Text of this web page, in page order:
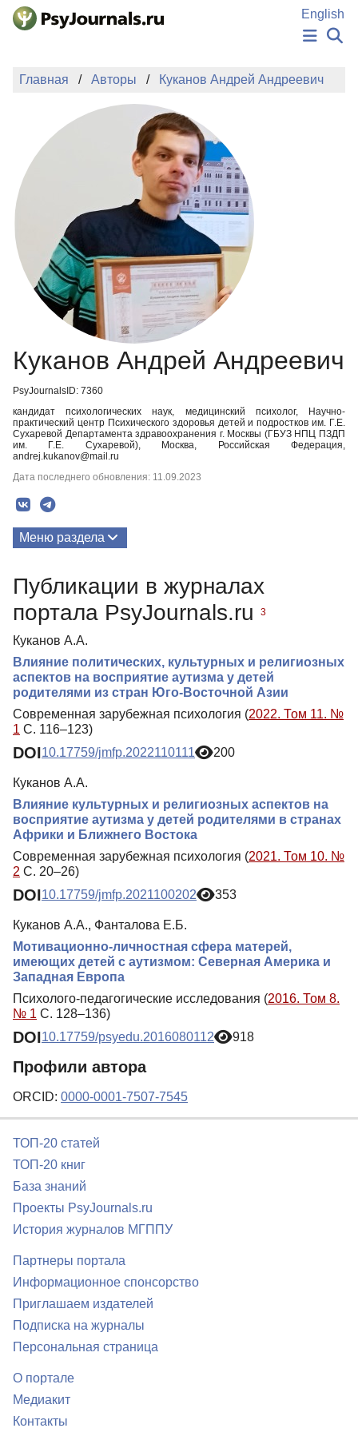
Перейти к основному содержанию
English
НОВОСТИ
АВТОРЫ
ПОДАТЬ РУКОПИСЬ
БАЗА ЗНАНИЙ
КЛЮЧЕВЫЕ СЛОВА
Главная Авторы Куканов Андрей Андреевич
Куканов Андрей Андреевич
PsyJournalsID: 7360
кандидат психологических наук, медицинский психолог, Научно-
практический центр Психического здоровья детей и подростков им. Г.Е.
Сухаревой Департамента здравоохранения г. Москвы (ГБУЗ НПЦ ПЗДП
им. Г.Е. Сухаревой), Москва, Российская Федерация,
andrej.kukanov@mail.ru
Дата последнего обновления: 11.09.2023
Меню раздела
Публикации в журналах
портала PsyJournals.ru
3
Куканов А.А.
Влияние политических, культурных и религиозных
аспектов на восприятие аутизма у детей
родителями из стран Юго-Восточной Азии
Современная зарубежная психология (2022. Том 11. №
1 С. 116–123)
DOI10.17759/jmfp.2022110111 200
Куканов А.А.
Влияние культурных и религиозных аспектов на
восприятие аутизма у детей родителями в странах
Африки и Ближнего Востока
Современная зарубежная психология (2021. Том 10. №
2 С. 20–26)
DOI10.17759/jmfp.2021100202 353
Куканов А.А., Фанталова Е.Б.
Мотивационно-личностная сфера матерей,
имеющих детей с аутизмом: Северная Америка и
Западная Европа
Психолого-педагогические исследования (2016. Том 8.
№ 1 С. 128–136)
DOI10.17759/psyedu.2016080112 918
Профили автора
ORCID: 0000-0001-7507-7545
ТОП-20 статей
ТОП-20 книг
База знаний
Проекты PsyJournals.ru
История журналов МГППУ
Партнеры портала
Информационное спонсорство
Приглашаем издателей
Подписка на журналы
Персональная страница
О портале
Медиакит
Контакты